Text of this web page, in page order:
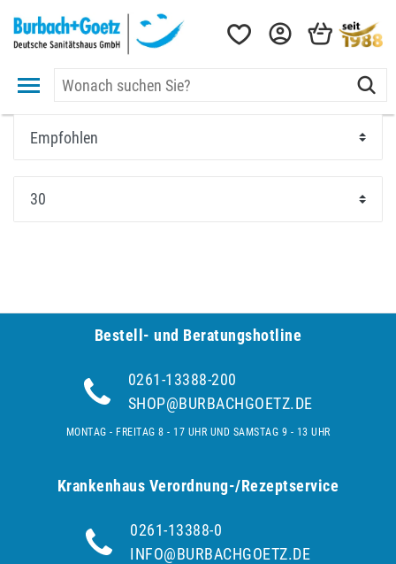
Bestell- und Be­ra­tungs­hot­line
0261-13388-200
SHOP@BURBACHGOETZ.DE
MONTAG - FREITAG 8 - 17 UHR UND SAMSTAG 9 - 13 UHR
Krankenhaus Verordnung-/Rezeptservice
0261-13388-0
INFO@BURBACHGOETZ.DE